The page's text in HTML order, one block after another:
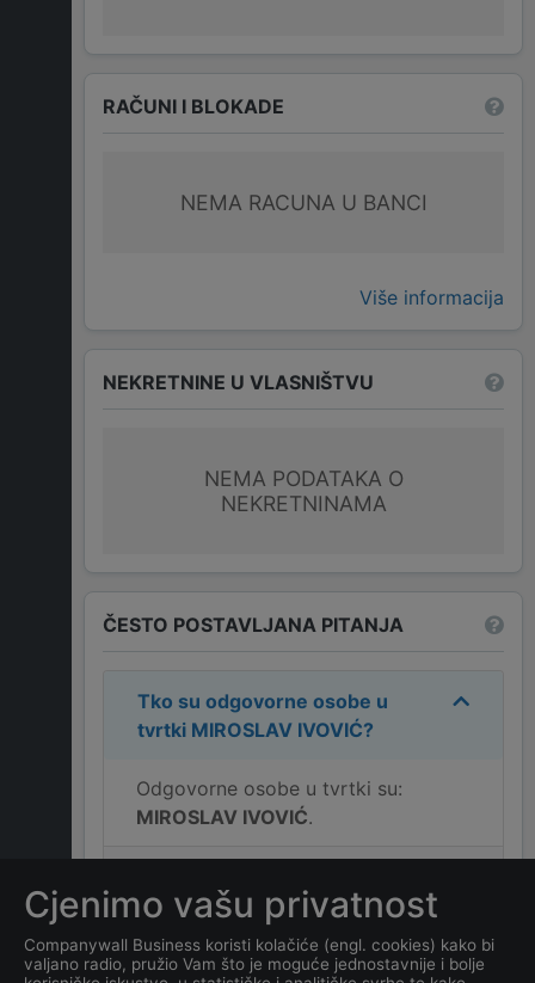
RAČUNI I BLOKADE
NEMA RACUNA U BANCI
Više informacija
NEKRETNINE U VLASNIŠTVU
NEMA PODATAKA O
NEKRETNINAMA
ČESTO POSTAVLJANA PITANJA
Tko su odgovorne osobe u
tvrtki MIROSLAV IVOVIĆ?
Odgovorne osobe u tvrtki su:
MIROSLAV IVOVIĆ.
MIROSLAV IVOVIĆ?
Koji je kontakt tvrtke
Cjenimo vašu privatnost
Companywall Business koristi kolačiće (engl. cookies) kako bi
valjano radio, pružio Vam što je moguće jednostavnije i bolje